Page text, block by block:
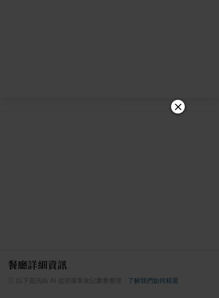
餐廳詳細資訊
以下資訊由 AI 從部落客食記彙整整理 了解我們如何精選